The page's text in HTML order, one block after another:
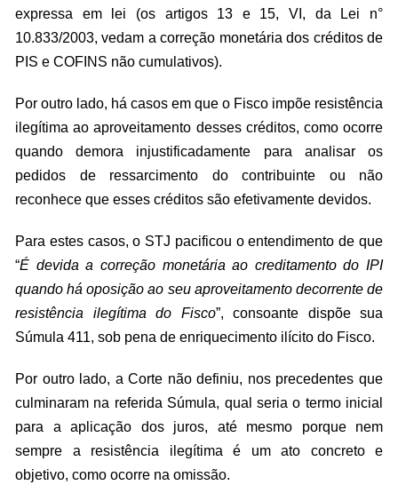
expressa em lei (os artigos 13 e 15, VI, da Lei n°
10.833/2003, vedam a correção monetária dos créditos de
PIS e COFINS não cumulativos).
Por outro lado, há casos em que o Fisco impõe resistência
ilegítima ao aproveitamento desses créditos, como ocorre
quando demora injustificadamente para analisar os
pedidos de ressarcimento do contribuinte ou não
reconhece que esses créditos são efetivamente devidos.
Para estes casos, o STJ pacificou o entendimento de que
“É devida a correção monetária ao creditamento do IPI
quando há oposição ao seu aproveitamento decorrente de
resistência ilegítima do Fisco”, consoante dispõe sua
Súmula 411, sob pena de enriquecimento ilícito do Fisco.
Por outro lado, a Corte não definiu, nos precedentes que
culminaram na referida Súmula, qual seria o termo inicial
para a aplicação dos juros, até mesmo porque nem
sempre a resistência ilegítima é um ato concreto e
objetivo, como ocorre na omissão.